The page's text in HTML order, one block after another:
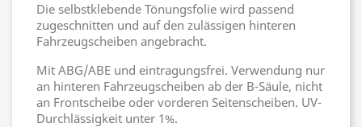
Die selbstklebende Tönungsfolie wird passend
zugeschnitten und auf den zulässigen hinteren
Fahrzeugscheiben angebracht.
Mit ABG/ABE und eintragungsfrei. Verwendung nur
an hinteren Fahrzeugscheiben ab der B-Säule, nicht
an Frontscheibe oder vorderen Seitenscheiben. UV-
Durchlässigkeit unter 1%.